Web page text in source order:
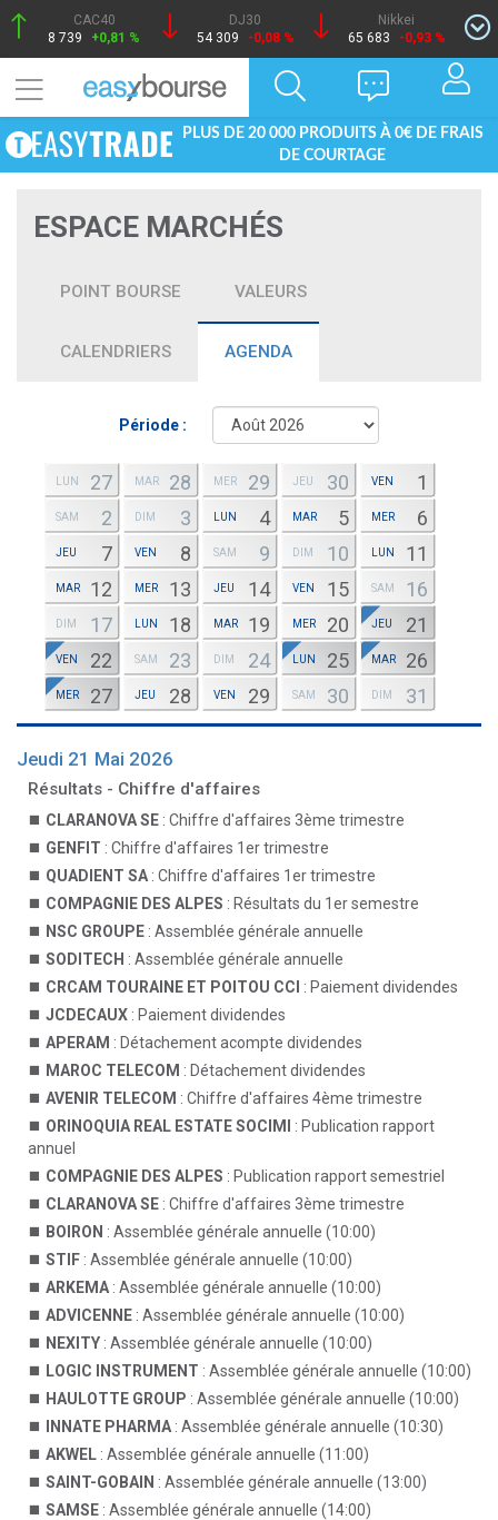
CAC40
8 739
+0,81 %
DJ30
54 309
-0,08 %
Nikkei
65 683
-0,93 %
PLUS DE 20 000 PRODUITS À 0€ DE FRAIS
DE COURTAGE
ESPACE MARCHÉS
POINT BOURSE VALEURS
CALENDRIERS AGENDA
Période :
LUN 27 MAR 28 MER 29 JEU 30 VEN 1
SAM 2 DIM 3 LUN 4 MAR 5 MER 6
JEU 7 VEN 8 SAM 9 DIM 10 LUN 11
MAR 12 MER 13 JEU 14 VEN 15 SAM 16
DIM 17 LUN 18 MAR 19 MER 20 JEU 21
VEN 22 SAM 23 DIM 24 LUN 25 MAR 26
MER 27 JEU 28 VEN 29 SAM 30 DIM 31
Jeudi 21 Mai 2026
Résultats - Chiffre d'affaires
CLARANOVA SE : Chiffre d'affaires 3ème trimestre
GENFIT : Chiffre d'affaires 1er trimestre
QUADIENT SA : Chiffre d'affaires 1er trimestre
COMPAGNIE DES ALPES : Résultats du 1er semestre
NSC GROUPE : Assemblée générale annuelle
SODITECH : Assemblée générale annuelle
CRCAM TOURAINE ET POITOU CCI : Paiement dividendes
JCDECAUX : Paiement dividendes
APERAM : Détachement acompte dividendes
MAROC TELECOM : Détachement dividendes
AVENIR TELECOM : Chiffre d'affaires 4ème trimestre
ORINOQUIA REAL ESTATE SOCIMI
: Publication rapport
annuel
COMPAGNIE DES ALPES : Publication rapport semestriel
CLARANOVA SE : Chiffre d'affaires 3ème trimestre
BOIRON : Assemblée générale annuelle (10:00)
STIF : Assemblée générale annuelle (10:00)
ARKEMA : Assemblée générale annuelle (10:00)
ADVICENNE : Assemblée générale annuelle (10:00)
NEXITY : Assemblée générale annuelle (10:00)
LOGIC INSTRUMENT : Assemblée générale annuelle (10:00)
HAULOTTE GROUP : Assemblée générale annuelle (10:00)
INNATE PHARMA : Assemblée générale annuelle (10:30)
AKWEL : Assemblée générale annuelle (11:00)
SAINT-GOBAIN : Assemblée générale annuelle (13:00)
SAMSE : Assemblée générale annuelle (14:00)